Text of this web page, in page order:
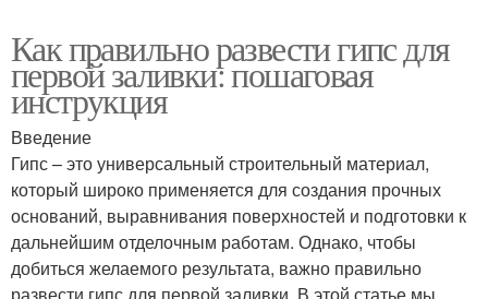
Как правильно развести гипс для
первой заливки: пошаговая
инструкция
Введение
Гипс – это универсальный строительный материал,
который широко применяется для создания прочных
оснований, выравнивания поверхностей и подготовки к
дальнейшим отделочным работам. Однако, чтобы
добиться желаемого результата, важно правильно
развести гипс для первой заливки. В этой статье мы